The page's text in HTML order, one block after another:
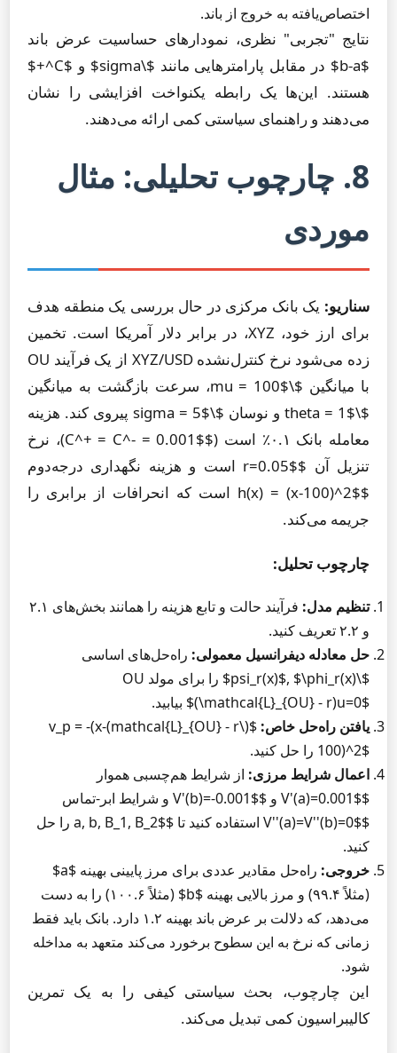
اختصاص‌یافته به خروج از باند.
نتایج "تجربی" نظری، نمودارهای حساسیت عرض باند
$b-a$ در مقابل پارامترهایی مانند $\sigma$ و $C^+$
هستند. این‌ها یک رابطه یکنواخت افزایشی را نشان
می‌دهند و راهنمای سیاستی کمی ارائه می‌دهند.
8. چارچوب تحلیلی: مثال
موردی
سناریو: یک بانک مرکزی در حال بررسی یک منطقه هدف
برای ارز خود، XYZ، در برابر دلار آمریکا است. تخمین
زده می‌شود نرخ کنترل‌نشده XYZ/USD از یک فرآیند OU
با میانگین $\mu = 100$، سرعت بازگشت به میانگین
$\theta = 1$ و نوسان $\sigma = 5$ پیروی کند. هزینه
معامله بانک ۰.۱٪ است ($C^+ = C^- = 0.001$)، نرخ
تنزیل آن $r=0.05$ است و هزینه نگهداری درجه‌دوم
$h(x) = (x-100)^2$ است که انحرافات از برابری را
جریمه می‌کند.
چارچوب تحلیل:
تنظیم مدل:
فرآیند حالت و تابع هزینه را همانند بخش‌های ۲.۱
و ۲.۲ تعریف کنید.
حل معادله دیفرانسیل معمولی: راه‌حل‌های اساسی
$\psi_r(x)$, $\phi_r(x)$ را برای مولد OU
$(\mathcal{L}_{OU} - r)u=0$ بیابید.
یافتن راه‌حل خاص:
$(\mathcal{L}_{OU} - r)v_p = -(x-
100)^2$ را حل کنید.
اعمال شرایط مرزی: از شرایط هم‌چسبی هموار
$V'(a)=0.001$ و $V'(b)=-0.001$ و شرایط ابر-تماس
$V''(a)=V''(b)=0$ استفاده کنید تا $a, b, B_1, B_2$ را حل
کنید.
خروجی:
راه‌حل مقادیر عددی برای مرز پایینی بهینه $a$
(مثلاً ۹۹.۴) و مرز بالایی بهینه $b$ (مثلاً ۱۰۰.۶) را به دست
می‌دهد، که دلالت بر عرض باند بهینه ۱.۲ دارد. بانک باید فقط
زمانی که نرخ به این سطوح برخورد می‌کند متعهد به مداخله
شود.
این چارچوب، بحث سیاستی کیفی را به یک تمرین
کالیبراسیون کمی تبدیل می‌کند.